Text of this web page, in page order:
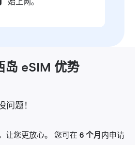
始上网。
岛 eSIM 优势
问题！
让您更放心。 您可在 6 个月 内申请